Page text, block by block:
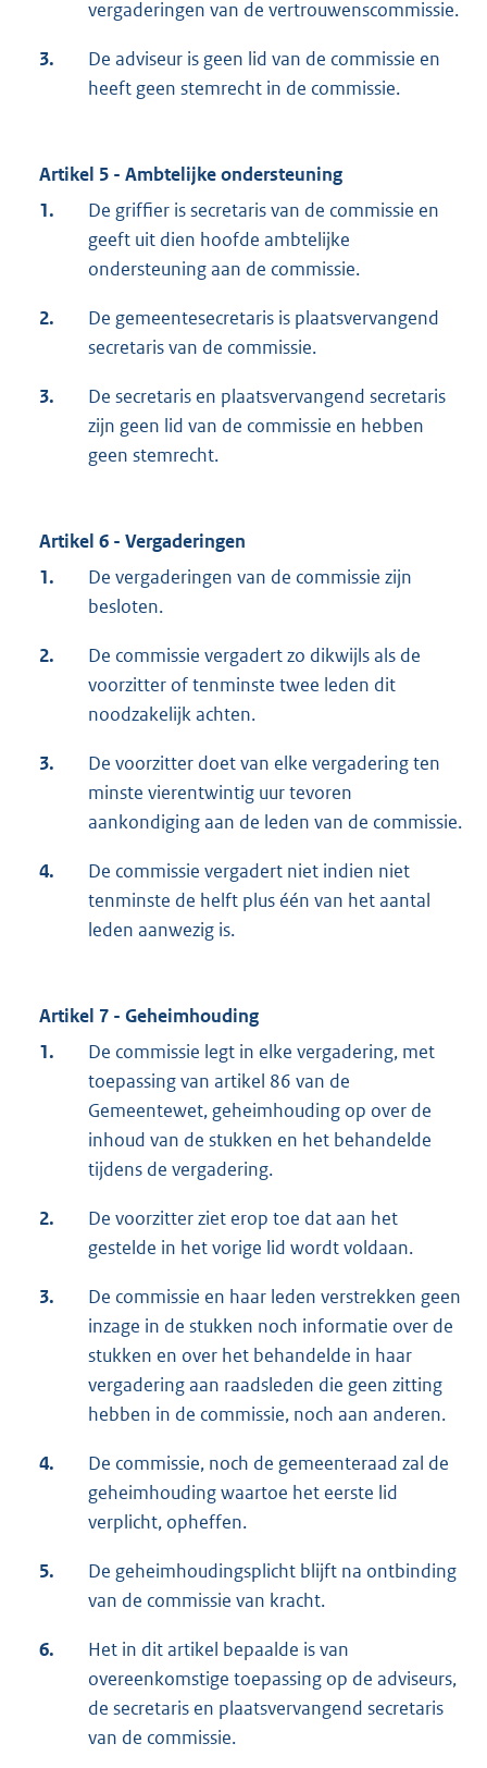
vergaderingen van de vertrouwenscommissie.
3.
De adviseur is geen lid van de commissie en
heeft geen stemrecht in de commissie.
Artikel 5 - Ambtelijke ondersteuning
1.
De griffier is secretaris van de commissie en
geeft uit dien hoofde ambtelijke
ondersteuning aan de commissie.
2.
De gemeentesecretaris is plaatsvervangend
secretaris van de commissie.
3.
De secretaris en plaatsvervangend secretaris
zijn geen lid van de commissie en hebben
geen stemrecht.
Artikel 6 - Vergaderingen
1.
De vergaderingen van de commissie zijn
besloten.
2.
De commissie vergadert zo dikwijls als de
voorzitter of tenminste twee leden dit
noodzakelijk achten.
3.
De voorzitter doet van elke vergadering ten
minste vierentwintig uur tevoren
aankondiging aan de leden van de commissie.
4.
De commissie vergadert niet indien niet
tenminste de helft plus één van het aantal
leden aanwezig is.
Artikel 7 - Geheimhouding
1.
De commissie legt in elke vergadering, met
toepassing van artikel 86 van de
Gemeentewet, geheimhouding op over de
inhoud van de stukken en het behandelde
tijdens de vergadering.
2.
De voorzitter ziet erop toe dat aan het
gestelde in het vorige lid wordt voldaan.
3.
De commissie en haar leden verstrekken geen
inzage in de stukken noch informatie over de
stukken en over het behandelde in haar
vergadering aan raadsleden die geen zitting
hebben in de commissie, noch aan anderen.
4.
De commissie, noch de gemeenteraad zal de
geheimhouding waartoe het eerste lid
verplicht, opheffen.
5.
De geheimhoudingsplicht blijft na ontbinding
van de commissie van kracht.
6.
Het in dit artikel bepaalde is van
overeenkomstige toepassing op de adviseurs,
de secretaris en plaatsvervangend secretaris
van de commissie.